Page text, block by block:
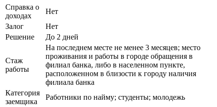
Справка о
доходах
Нет
Залог
Нет
Решение
До 2 дней
Стаж
работы
На последнем месте не менее 3 месяцев; место
проживания и работы в городе обращения в
филиал банка, либо в населенном пункте,
расположенном в близости к городу наличия
филиала банка
Категория
заемщика
Работники по найму; студенты; молодежь